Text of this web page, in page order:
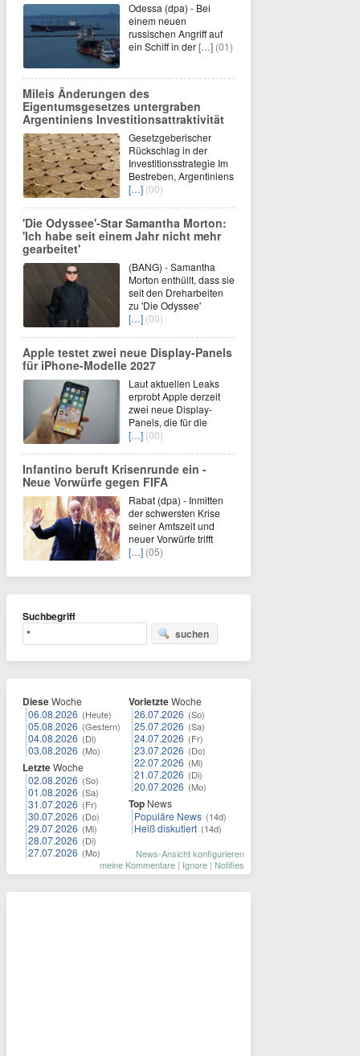
Odessa (dpa) - Bei
einem neuen
russischen Angriff auf
ein Schiff in der[…] (01)
Mileis Änderungen des
Eigentumsgesetzes untergraben
Argentiniens Investitionsattraktivität
Gesetzgeberischer
Rückschlag in der
Investitionsstrategie Im
Bestreben, Argentiniens
[…] (00)
'Die Odyssee'-Star Samantha Morton:
'Ich habe seit einem Jahr nicht mehr
gearbeitet'
(BANG) - Samantha
Morton enthüllt, dass sie
seit den Dreharbeiten
zu 'Die Odyssee'
[…] (00)
Apple testet zwei neue Display-Panels
für iPhone-Modelle 2027
Laut aktuellen Leaks
erprobt Apple derzeit
zwei neue Display-
Panels, die für die
[…] (00)
Infantino beruft Krisenrunde ein -
Neue Vorwürfe gegen FIFA
Rabat (dpa) - Inmitten
der schwersten Krise
seiner Amtszeit und
neuer Vorwürfe trifft
[…] (05)
Suchbegriff
suchen
DieseWoche
06.08.2026 (Heute)
05.08.2026 (Gestern)
04.08.2026 (Di)
03.08.2026 (Mo)
LetzteWoche
02.08.2026 (So)
01.08.2026 (Sa)
31.07.2026 (Fr)
30.07.2026 (Do)
29.07.2026 (Mi)
28.07.2026 (Di)
27.07.2026 (Mo)
VorletzteWoche
26.07.2026 (So)
25.07.2026 (Sa)
24.07.2026 (Fr)
23.07.2026 (Do)
22.07.2026 (Mi)
21.07.2026 (Di)
20.07.2026 (Mo)
Top News
Populäre News (14d)
Heiß diskutiert (14d)
News-Ansicht konfigurieren
meine Kommentare | Ignore | Notifies